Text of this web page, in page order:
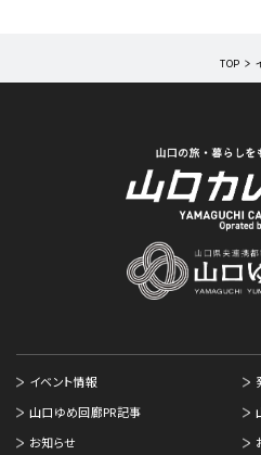
TOP
イベント情報
山口ゆめ回廊PR記事
お知らせ